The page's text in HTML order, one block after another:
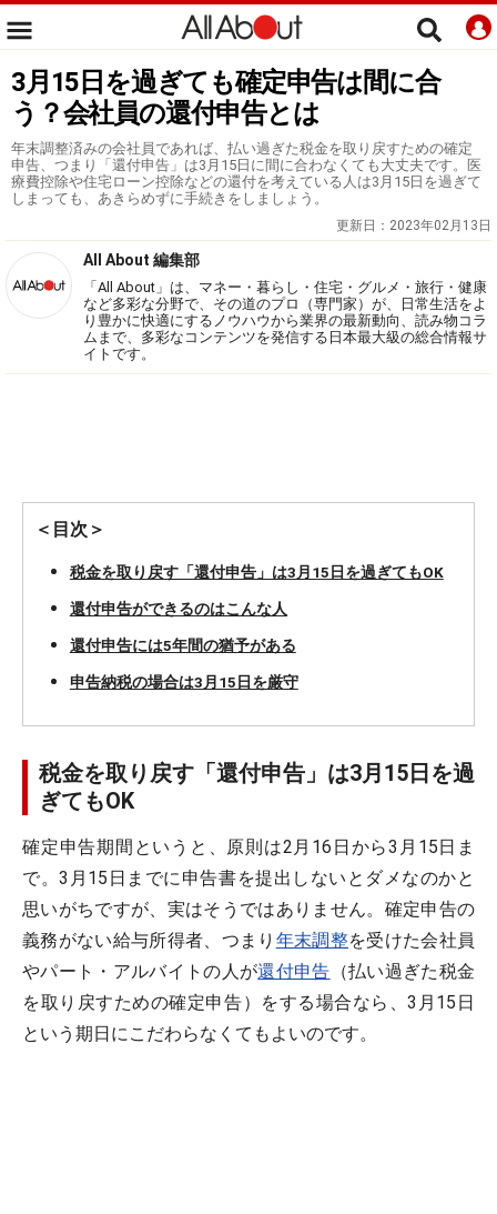
3月15日を過ぎても確定申告は間に合
う？会社員の還付申告とは
年末調整済みの会社員であれば、払い過ぎた税金を取り戻すための確定
申告、つまり「還付申告」は3月15日に間に合わなくても大丈夫です。医
療費控除や住宅ローン控除などの還付を考えている人は3月15日を過ぎて
しまっても、あきらめずに手続きをしましょう。
更新日： 2023年02月13日
All About 編集部
「All About」は、マネー・暮らし・住宅・グルメ・旅行・健康
など多彩な分野で、その道のプロ（専門家）が、日常生活をよ
り豊かに快適にするノウハウから業界の最新動向、読み物コラ
ムまで、多彩なコンテンツを発信する日本最大級の総合情報サ
イトです。
＜目次＞
税金を取り戻す「還付申告」は3月15日を過ぎてもOK
還付申告ができるのはこんな人
還付申告には5年間の猶予がある
申告納税の場合は3月15日を厳守
税金を取り戻す「還付申告」は3月15日を過
ぎてもOK
確定申告期間というと、原則は2月16日から3月15日ま
で。3月15日までに申告書を提出しないとダメなのかと
思いがちですが、実はそうではありません。確定申告の
義務がない給与所得者、つまり 年末調整を受けた会社員
やパート・アルバイトの人が還付申告 （払い過ぎた税金
を取り戻すための確定申告）をする場合なら、3月15日
という期日にこだわらなくてもよいのです。